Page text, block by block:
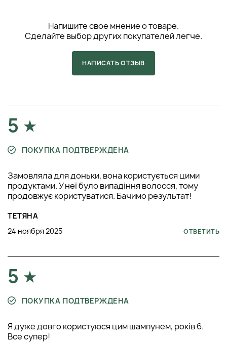
Напишите свое мнение о товаре.
Сделайте выбор других покупателей легче.
НАПИСАТЬ ОТЗЫВ
5
ПОКУПКА ПОДТВЕРЖДЕНА
Замовляла для доньки, вона користується цими
продуктами. У неї було випадіння волосся, тому
продовжує користуватися. Бачимо результат!
ТЕТЯНА
24 ноября 2025
ОТВЕТИТЬ
5
ПОКУПКА ПОДТВЕРЖДЕНА
Я дуже довго користуюся цим шампунем, років 6.
Все супер!